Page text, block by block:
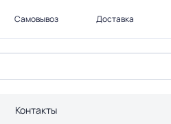
Самовывоз Доставка
Контакты